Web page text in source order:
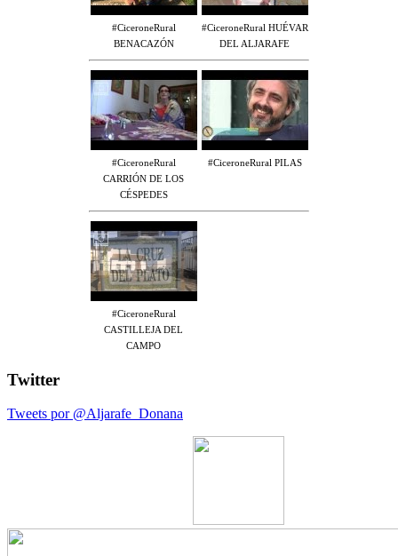
#CiceroneRural
BENACAZÓN
#CiceroneRural HUÉVAR
DEL ALJARAFE
#CiceroneRural
CARRIÓN DE LOS
CÉSPEDES
#CiceroneRural PILAS
#CiceroneRural
CASTILLEJA DEL
CAMPO
Twitter
Tweets por @Aljarafe_Donana